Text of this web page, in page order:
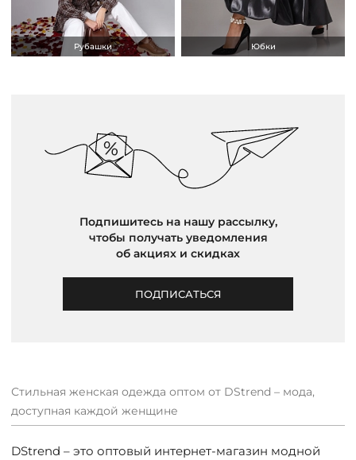
Рубашки Юбки
Подпишитесь на нашу рассылку,
чтобы получать уведомления
об акциях и скидках
ПОДПИСАТЬСЯ
Стильная женская одежда оптом от DStrend – мода,
доступная каждой женщине
DStrend – это оптовый интернет-магазин модной